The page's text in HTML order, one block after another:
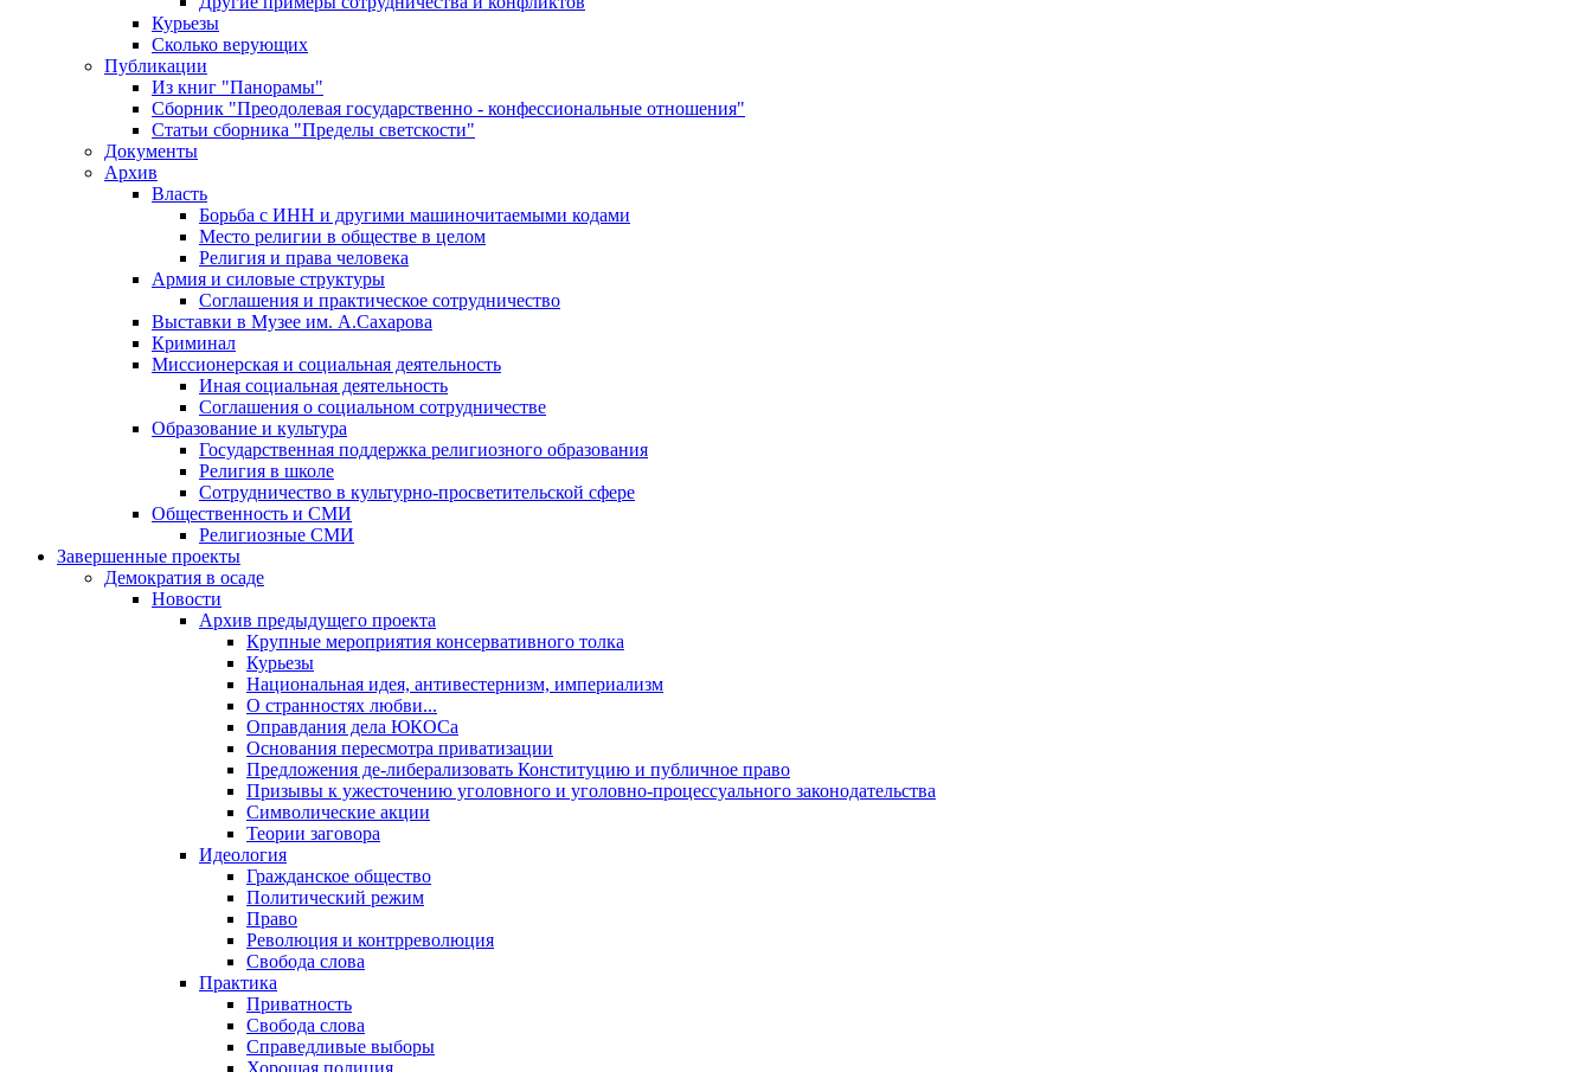
Курьезы
Сколько верующих
Публикации
Из книг "Панорамы"
Сборник "Преодолевая государственно - конфессиональные отношения"
Статьи сборника "Пределы светскости"
Документы
Архив
Власть
Борьба с ИНН и другими машиночитаемыми кодами
Место религии в обществе в целом
Религия и права человека
Армия и силовые структуры
Соглашения и практическое сотрудничество
Выставки в Музее им. А.Сахарова
Криминал
Миссионерская и социальная деятельность
Иная социальная деятельность
Соглашения о социальном сотрудничестве
Образование и культура
Государственная поддержка религиозного образования
Религия в школе
Сотрудничество в культурно-просветительской сфере
Общественность и СМИ
Религиозные СМИ
Завершенные проекты
Демократия в осаде
Новости
Архив предыдущего проекта
Крупные мероприятия консервативного толка
Курьезы
Национальная идея, антивестернизм, империализм
О странностях любви...
Оправдания дела ЮКОСа
Основания пересмотра приватизации
Предложения де-либерализовать Конституцию и публичное право
Призывы к ужесточению уголовного и уголовно-процессуального законодательства
Символические акции
Теории заговора
Идеология
Гражданское общество
Политический режим
Право
Революция и контрреволюция
Свобода слова
Практика
Приватность
Свобода слова
Справедливые выборы